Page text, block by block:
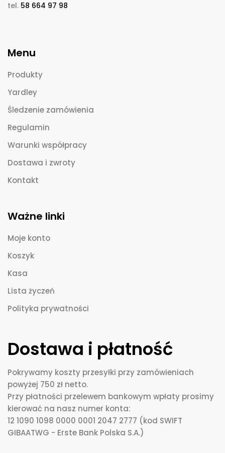
tel. 58 664 97 98
Menu
Produkty
Yardley
Śledzenie zamówienia
Regulamin
Warunki współpracy
Dostawa i zwroty
Kontakt
Ważne linki
Moje konto
Koszyk
Kasa
Lista życzeń
Polityka prywatności
Dostawa i płatność
Pokrywamy koszty przesyłki przy zamówieniach
powyżej 750 zł netto.
Przy płatności przelewem bankowym wpłaty prosimy
kierować na nasz numer konta:
12 1090 1098 0000 0001 2047 2777 (kod SWIFT
GIBAATWG - Erste Bank Polska S.A.)